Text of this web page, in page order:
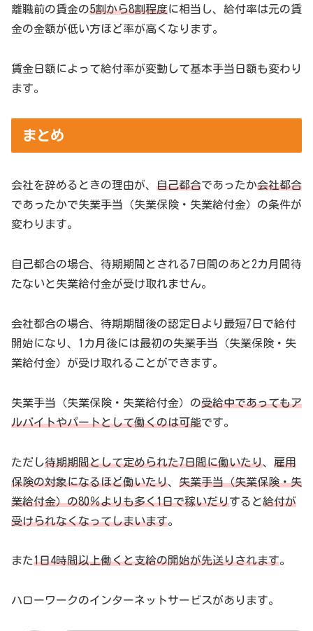
離職前の賃金の5割から8割程度に相当し、給付率は元の賃
金の金額が低い方ほど率が高くなります。
賃金日額によって給付率が変動して基本手当日額も変わり
ます。
まとめ
会社を辞めるときの理由が、 自己都合であったか会社都合
であったかで失業手当（失業保険・失業給付金）の条件が
変わります。
自己都合の場合、待期期間とされる7日間のあと2カ月間待
たないと失業給付金が受け取れません。
会社都合の場合、待期期間後の認定日より最短7日で給付
開始になり、1カ月後には最初の失業手当（失業保険・失
業給付金）が受け取れることができます。
失業手当（失業保険・失業給付金）の受給中であってもア
ルバイトやパートとして働くのは可能です。
ただし待期期間として定められた7日間に働いたり、 雇用
保険の対象になるほど働いたり、 失業手当（失業保険・失
業給付金）の80％よりも多く1日で稼いだりすると給付が
受けられなくなってしまいます。
また1日4時間以上働くと支給の開始が先送りされます。
ハローワークのインターネットサービスがあります。